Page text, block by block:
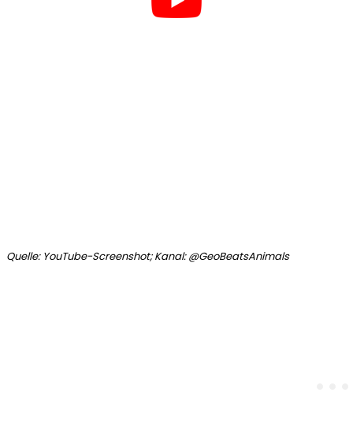
Quelle: YouTube-Screenshot; Kanal: @GeoBeatsAnimals